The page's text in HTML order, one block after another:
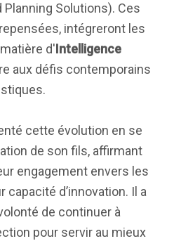
Planning Solutions). Ces
intégreront les
d'Intelligence
aux défis contemporains
cette évolution en se
de son fils, affirmant
engagement envers les
d’innovation. Il a
de continuer à
pour servir au mieux